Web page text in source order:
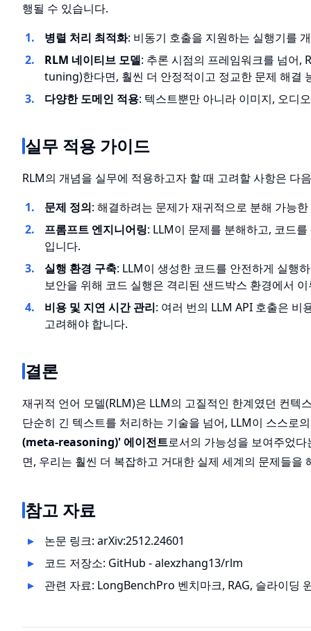
행될 수 있습니다.
병렬 처리 최적화: 비동기 호출을 지원하는 실행기를
RLM 네이티브 모델: 추론 시점의 프레임워크를 넘어,
tuning)한다면, 훨씬 더 안정적이고 정교한 문제 해결
다양한 도메인 적용: 텍스트뿐만 아니라 이미지, 오디
실무 적용 가이드
RLM의 개념을 실무에 적용하고자 할 때 고려할 사항은 다
문제 정의: 해결하려는 문제가 재귀적으로 분해 가능
프롬프트 엔지니어링: LLM이 문제를 분해하고, 코드
입니다.
실행 환경 구축: LLM이 생성한 코드를 안전하게 실행
보안을 위해 코드 실행은 격리된 샌드박스 환경에서
비용 및 지연 시간 관리: 여러 번의 LLM API 호출은 비
고려해야 합니다.
결론
재귀적 언어 모델(RLM)은 LLM의 고질적인 한계였던 컨텍
단순히 긴 텍스트를 처리하는 기술을 넘어, LLM이 스스로
(meta-reasoning)' 에이전트로서의 가능성을 보여주었
면, 우리는 훨씬 더 복잡하고 거대한 실제 세계의 문제들
참고 자료
논문 링크: arXiv:2512.24601
코드 저장소: GitHub - alexzhang13/rlm
관련 자료: LongBenchPro 벤치마크, RAG, 슬라이딩